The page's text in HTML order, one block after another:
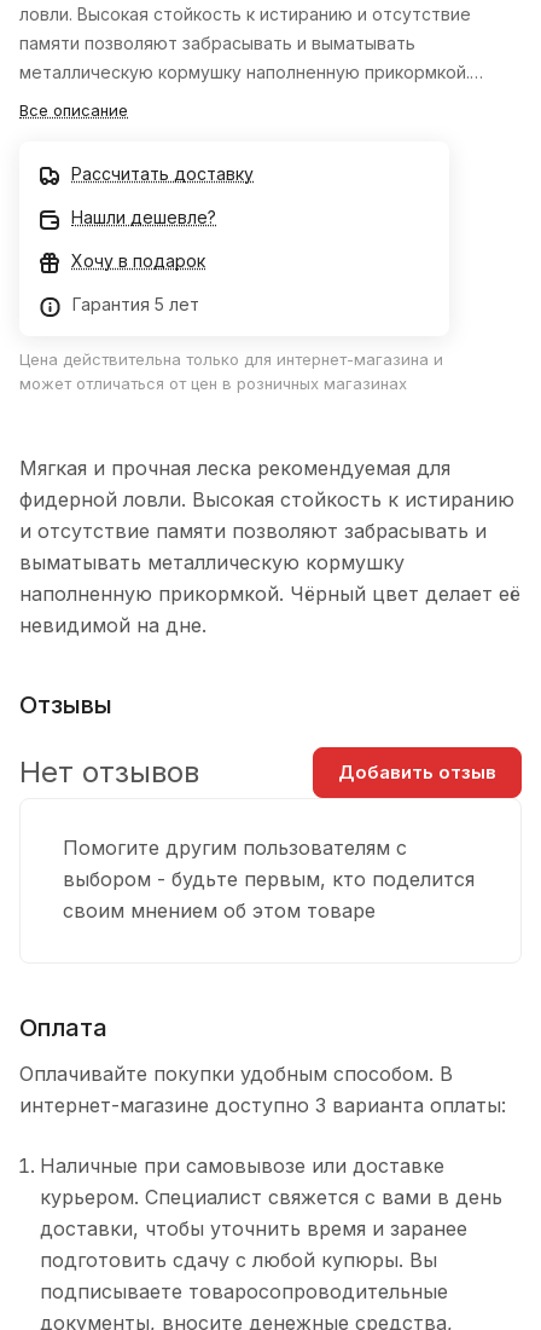
ловли. Высокая стойкость к истиранию и отсутствие
памяти позволяют забрасывать и выматывать
металлическую кормушку наполненную прикормкой.
Чёрный цвет делает её невидимой на дне.
Все описание
Рассчитать доставку
Нашли дешевле?
Хочу в подарок
Гарантия 5 лет
Цена действительна только для интернет-магазина и
может отличаться от цен в розничных магазинах
Мягкая и прочная леска рекомендуемая для
фидерной ловли. Высокая стойкость к истиранию
и отсутствие памяти позволяют забрасывать и
выматывать металлическую кормушку
наполненную прикормкой. Чёрный цвет делает её
невидимой на дне.
Отзывы
Помогите другим пользователям с
выбором - будьте первым, кто поделится
своим мнением об этом товаре
Нет отзывов Добавить отзыв
Оплата
Оплачивайте покупки удобным способом. В
интернет-магазине доступно 3 варианта оплаты:
Наличные при самовывозе или доставке
курьером. Специалист свяжется с вами в день
доставки, чтобы уточнить время и заранее
подготовить сдачу с любой купюры. Вы
подписываете товаросопроводительные
документы, вносите денежные средства,